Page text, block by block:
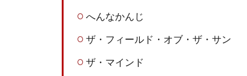
へんなかんじ
ザ・フィールド・オブ・ザ・サン
ザ・マインド